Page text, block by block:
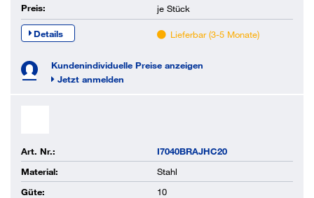
Preis:
je Stück
Details Lieferbar (3-5 Monate)
Kundenindividuelle Preise anzeigen
Jetzt anmelden
Art. Nr.:
I7040BRAJHC20
Material:
Stahl
Güte:
10